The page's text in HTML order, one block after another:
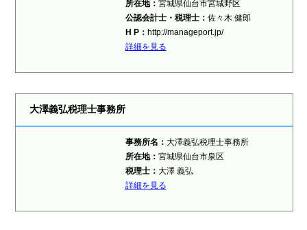
所在地： 宮城県仙台市宮城野区
公認会計士・税理士： 佐々木 健郎
H P： http://manageport.jp/
詳細を見る
大澤義弘税理士事務所
事務所名： 大澤義弘税理士事務所
所在地： 宮城県仙台市泉区
税理士： 大澤 義弘
詳細を見る